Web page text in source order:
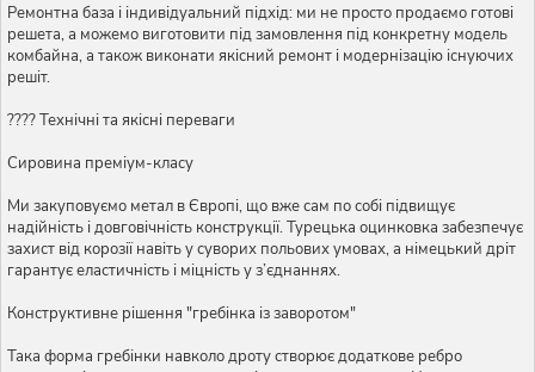
Ремонтна база і індивідуальний підхід: ми не просто продаємо готові
решета, а можемо виготовити під замовлення під конкретну модель
комбайна, а також виконати якісний ремонт і модернізацію існуючих
решіт.
???? Технічні та якісні переваги
Сировина преміум-класу
Ми закуповуємо метал в Європі, що вже сам по собі підвищує
надійність і довговічність конструкції. Турецька оцинковка забезпечує
захист від корозії навіть у суворих польових умовах, а німецький дріт
гарантує еластичність і міцність у з’єднаннях.
Конструктивне рішення "гребінка із заворотом"
Така форма гребінки навколо дроту створює додаткове ребро